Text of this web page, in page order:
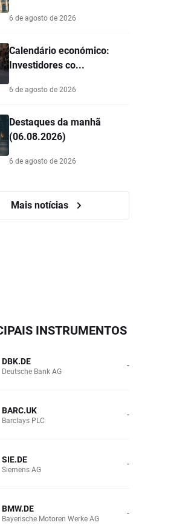
6 de agosto de 2026
Calendário económico:
Investidores co...
6 de agosto de 2026
Destaques da manhã
(06.08.2026)
6 de agosto de 2026
Mais notícias
INSTRUMENTOS
DBK.DE
Deutsche Bank AG -
BARC.UK
Barclays PLC -
SIE.DE
Siemens AG -
BMW.DE
Bayerische Motoren Werke AG -